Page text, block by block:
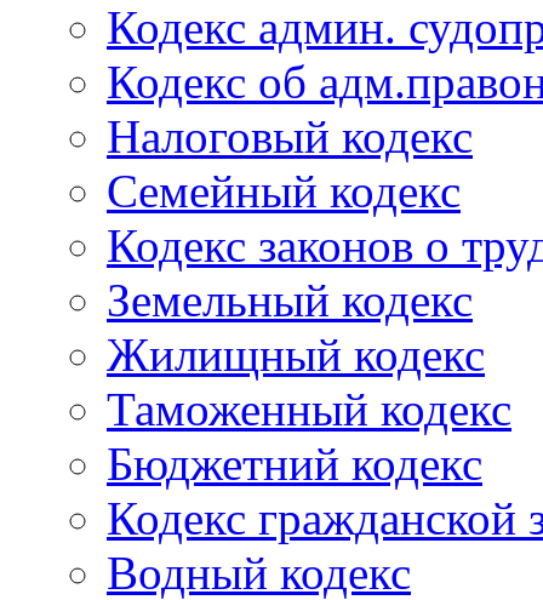
Кодекс админ.
Кодекс об
Налоговый кодекс
Семейный кодекс
Кодекс законов о
Земельный кодекс
Жилищный кодекс
Таможенный кодекс
Бюджетний кодекс
Кодекс гражданской
Водный кодекс